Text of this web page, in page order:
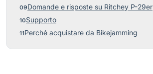
Domande e risposte su Ritchey P-29er
Supporto
Perché acquistare da Bikejamming